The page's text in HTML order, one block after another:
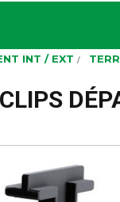
INT / EXT